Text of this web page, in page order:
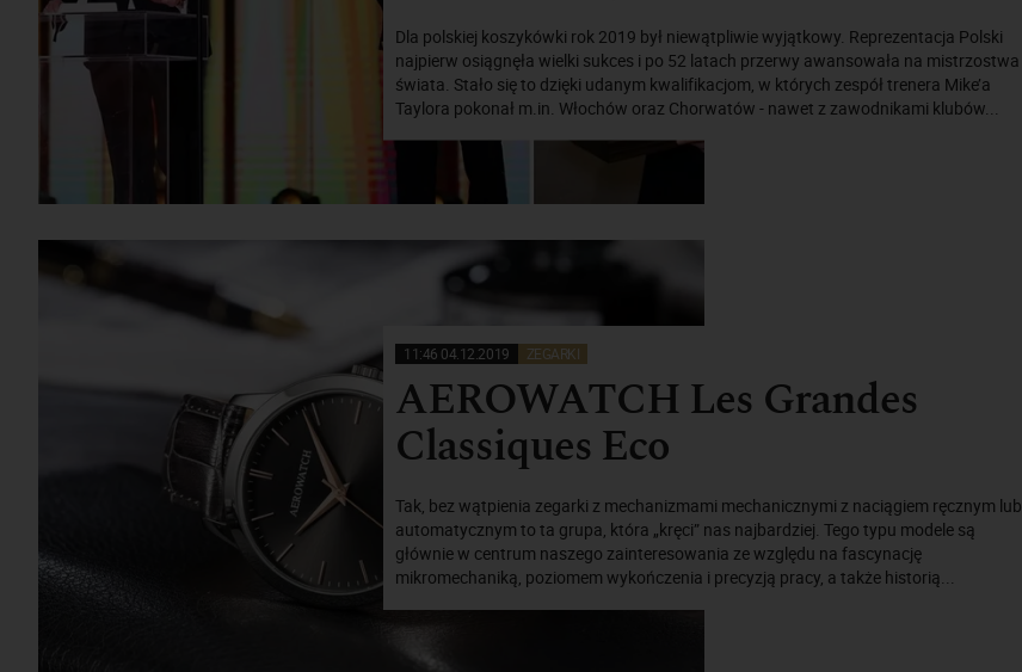
Dla polskiej koszykówki rok 2019 był niewątpliwie wyjątkowy. Reprezentacja Polski
najpierw osiągnęła wielki sukces i po 52 latach przerwy awansowała na mistrzostwa
świata. Stało się to dzięki udanym kwalifikacjom, w których zespół trenera Mike’a
Taylora pokonał m.in. Włochów oraz Chorwatów - nawet z zawodnikami klubów...
11:46 04.12.2019 ZEGARKI
AEROWATCH Les Grandes
Classiques Eco
Tak, bez wątpienia zegarki z mechanizmami mechanicznymi z naciągiem ręcznym lub
automatycznym to ta grupa, która „kręci” nas najbardziej. Tego typu modele są
głównie w centrum naszego zainteresowania ze względu na fascynację
mikromechaniką, poziomem wykończenia i precyzją pracy, a także historią...